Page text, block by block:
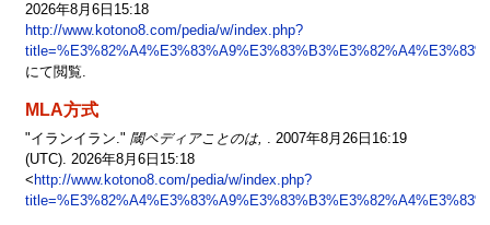
2026年8月6日15:18
http://www.kotono8.com/pedia/w/index.php?
にて閲覧.
MLA方式
"イランイラン." 閾ペディアことのは,
. 2007年8月26日16:19
(UTC). 2026年8月6日15:18
< http://www.kotono8.com/pedia/w/index.php?